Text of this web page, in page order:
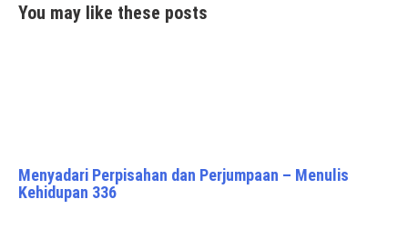
You may like these posts
Menyadari Perpisahan dan Perjumpaan – Menulis
Kehidupan 336